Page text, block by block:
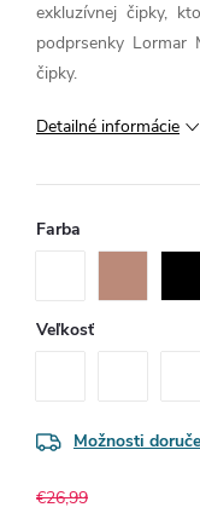
exkluzívnej čipky,
podprsenky
čipky.
Detailné informácie
Farba
Veľkosť
Možnosti
€26,99